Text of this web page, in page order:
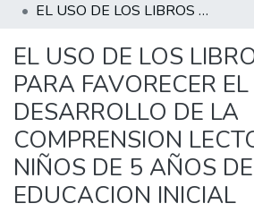
Statistics
EL USO DE LOS LIBROS POP UP PARA FAVORECER EL DESARROLLO DE LA COMPRENSION LECTORA EN NIÑOS DE 5 AÑOS DE EDUCACION INICIAL
EL USO DE LOS
PARA FAVORECER EL
DESARROLLO DE LA
COMPRENSION
NIÑOS DE 5 AÑOS DE
EDUCACION INICIAL